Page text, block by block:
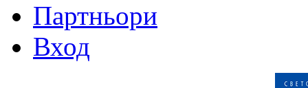
Партньори
Вход